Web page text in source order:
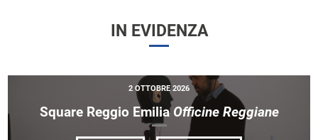
IN EVIDENZA
2 OTTOBRE 2026
Square Reggio EmiliaOfficine Reggiane